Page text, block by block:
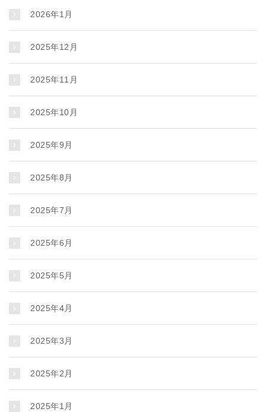
2026年1月
2025年12月
2025年11月
2025年10月
2025年9月
2025年8月
2025年7月
2025年6月
2025年5月
2025年4月
2025年3月
2025年2月
2025年1月